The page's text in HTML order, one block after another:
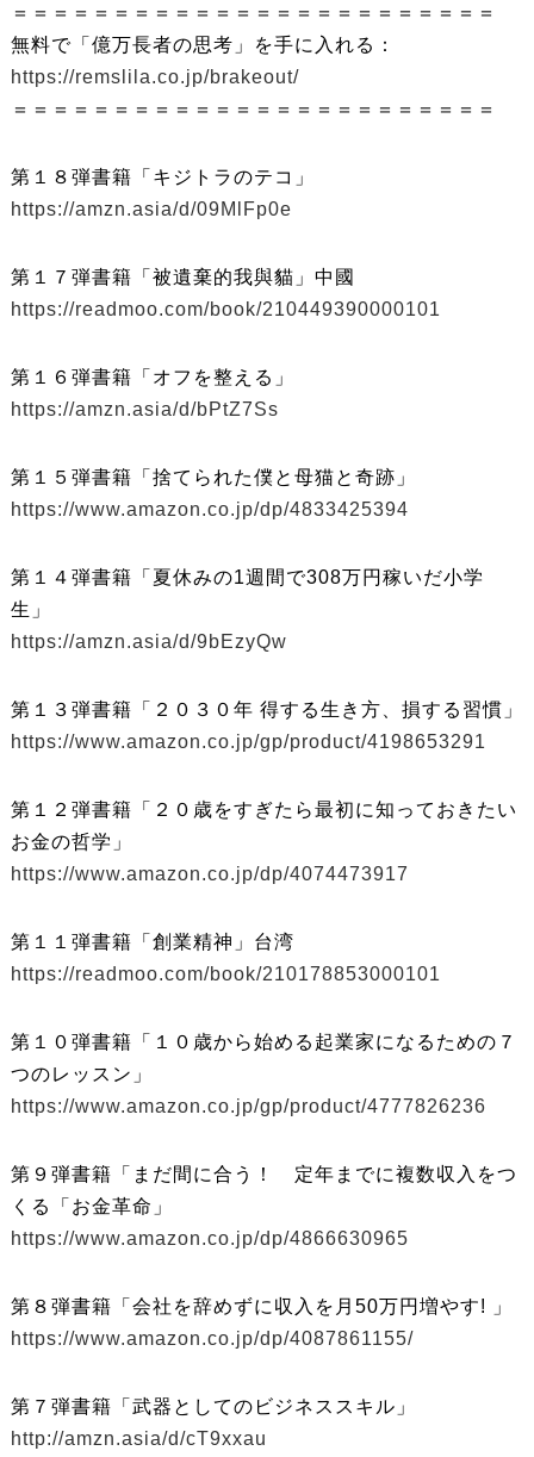
＝＝＝＝＝＝＝＝＝＝＝＝＝＝＝＝＝＝＝＝＝＝＝＝
無料で「億万長者の思考」を手に入れる：
https://remslila.co.jp/brakeout/
＝＝＝＝＝＝＝＝＝＝＝＝＝＝＝＝＝＝＝＝＝＝＝＝
第１８弾書籍「キジトラのテコ」
https://amzn.asia/d/09MlFp0e
第１７弾書籍「被遺棄的我與貓」中國
https://readmoo.com/book/210449390000101
第１６弾書籍「オフを整える」
https://amzn.asia/d/bPtZ7Ss
第１５弾書籍「捨てられた僕と母猫と奇跡」
https://www.amazon.co.jp/dp/4833425394
第１４弾書籍「夏休みの1週間で308万円稼いだ小学
生」
https://amzn.asia/d/9bEzyQw
第１３弾書籍「２０３０年 得する生き方、損する習慣」
https://www.amazon.co.jp/gp/product/4198653291
第１２弾書籍「２０歳をすぎたら最初に知っておきたい
お金の哲学」
https://www.amazon.co.jp/dp/4074473917
第１１弾書籍「創業精神」台湾
https://readmoo.com/book/210178853000101
第１０弾書籍「１０歳から始める起業家になるための７
つのレッスン」
https://www.amazon.co.jp/gp/product/4777826236
第９弾書籍「まだ間に合う！ 定年までに複数収入をつ
くる「お金革命」
https://www.amazon.co.jp/dp/4866630965
第８弾書籍「会社を辞めずに収入を月50万円増やす! 」
https://www.amazon.co.jp/dp/4087861155/
第７弾書籍「武器としてのビジネススキル」
http://amzn.asia/d/cT9xxau